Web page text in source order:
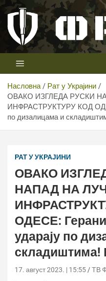
Скип
цонтент
Телевизија
Први војни канал у Србији
Насловна
Рат у Украјини
ОВАКО ИЗГЛЕДА РУСКИ
ИНФРАСТРУКТУРУ КОД
по дизалицама и
РАТ У УКРАЈИНИ
ОВАКО
НАПАД НА
ОДЕСЕ:
ударају по
17. август 2023. | 15:55 ТВ